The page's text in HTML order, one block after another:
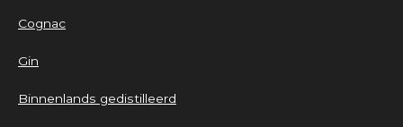
Cognac
Gin
Binnenlands gedistilleerd